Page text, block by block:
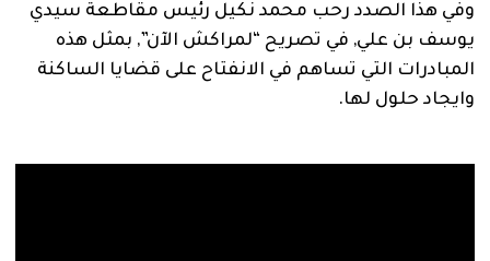
وفي هذا الصدد رحب محمد نكيل رئيس مقاطعة سيدي
يوسف بن علي, في تصريح “لمراكش الآن”, بمثل هذه
المبادرات التي تساهم في الانفتاح على قضايا الساكنة
وايجاد حلول لها.